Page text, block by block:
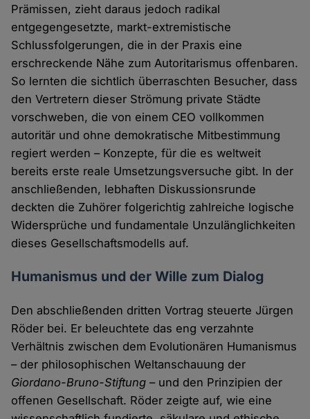
Prämissen, zieht daraus jedoch radikal
entgegengesetzte, markt-extremistische
Schlussfolgerungen, die in der Praxis eine
erschreckende Nähe zum Autoritarismus offenbaren.
So lernten die sichtlich überraschten Besucher, dass
den Vertretern dieser Strömung private Städte
vorschweben, die von einem CEO vollkommen
autoritär und ohne demokratische Mitbestimmung
regiert werden – Konzepte, für die es weltweit
bereits erste reale Umsetzungsversuche gibt. In der
anschließenden, lebhaften Diskussionsrunde
deckten die Zuhörer folgerichtig zahlreiche logische
Widersprüche und fundamentale Unzulänglichkeiten
dieses Gesellschaftsmodells auf.
Humanismus und der Wille zum Dialog
Den abschließenden dritten Vortrag steuerte Jürgen
Röder bei. Er beleuchtete das eng verzahnte
Verhältnis zwischen dem Evolutionären Humanismus
– der philosophischen Weltanschauung der
Giordano-Bruno-Stiftung – und den Prinzipien der
offenen Gesellschaft. Röder zeigte auf, wie eine